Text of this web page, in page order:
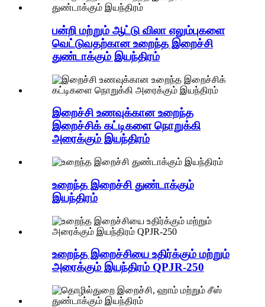
பன்றி மற்றும் ஆட்டு விலா எலும்புகளை
வெட்டுவதற்கான உறைந்த இறைச்சி
துண்டாக்கும் இயந்திரம்
இறைச்சி உணவுக்கான உறைந்த
இறைச்சிக் கட்டிகளை நொறுக்கி
அரைக்கும் இயந்திரம்
உறைந்த இறைச்சி துண்டாக்கும்
இயந்திரம்
உறைந்த இறைச்சியை உதிர்க்கும் மற்றும்
அரைக்கும் இயந்திரம் QPJR-250